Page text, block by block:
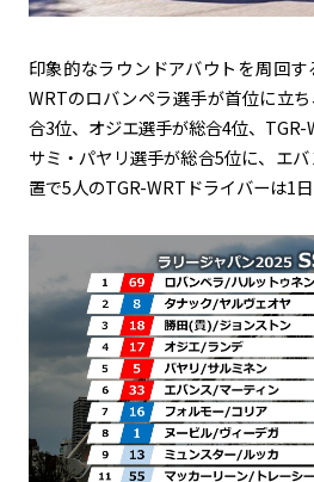
印象的なラウンドアバウトを周回
WRTのロバンペラ選手が首位に立
合3位、オジエ選手が総合4位、
サミ・パヤリ選手が総合5位に、エ
置で5人のTGR-WRTドライバーは1日